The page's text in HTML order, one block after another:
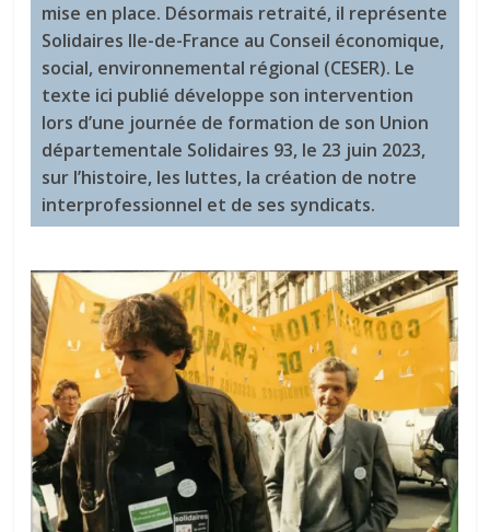
mise en place. Désormais retraité, il représente
Solidaires Ile-de-France au Conseil économique,
social, environnemental régional (CESER). Le
texte ici publié développe son intervention
lors d’une journée de formation de son Union
départementale Solidaires 93, le 23 juin 2023,
sur l’histoire, les luttes, la création de notre
interprofessionnel et de ses syndicats.